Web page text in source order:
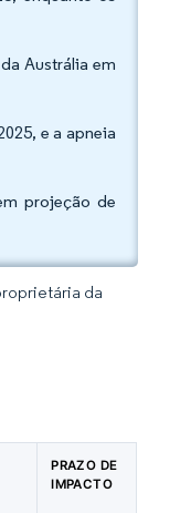
Austrália em
e a apneia
projeção de
da
PRAZO DE
IMPACTO